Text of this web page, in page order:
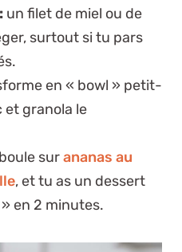
un filet de miel ou de
surtout si tu pars
en « bowl » petit-
et granola le
surananas au
, et tu as un dessert
en 2 minutes.